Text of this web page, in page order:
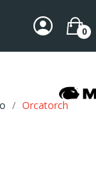
0
Orcatorch